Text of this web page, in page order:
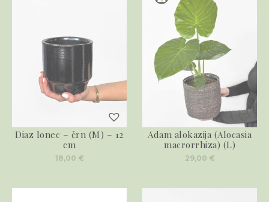
Diaz lonec – črn (M) – 12
cm
18,00 €
Adam alokazija (Alocasia
macrorrhiza) (L)
29,00 €